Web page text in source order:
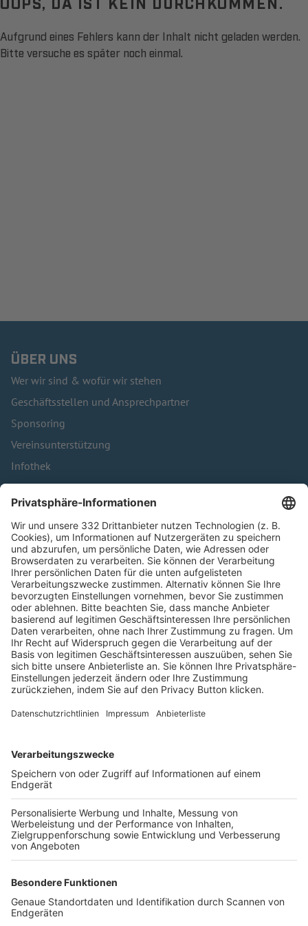
Aufgrund eines Fehlers kann der Inhalt nicht geladen werden.
Bitte versuche es später noch einmal.
ÜBER UNS
Wer wir sind & wofür wir stehen
Geschäftsstellen und Ansprechpartner
Sponsoring
Vereinsunterstützung
Infothek
Kontakt
HÄUFIG BESUCHTE SEITEN
Pässe und Vereinswechsel
Trainerausbildung
Schulungsangebot Vereinsmitarbeiter
BFV-Geschäftsstellen
Trainerbörse
Login SpielPlus
FOLGE DEM BFV
TOP-VEREINE
TOP-PARTNER